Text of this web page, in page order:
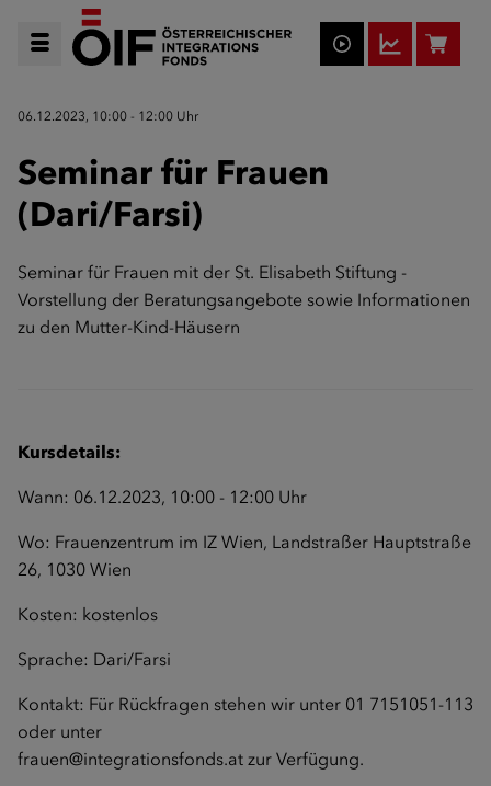
06.12.2023, 10:00 - 12:00 Uhr
Seminar für Frauen
(Dari/Farsi)
Seminar für Frauen mit der St. Elisabeth Stiftung -
Vorstellung der Beratungsangebote sowie Informationen
zu den Mutter-Kind-Häusern
Kursdetails:
Wann: 06.12.2023, 10:00 - 12:00 Uhr
Wo: Frauenzentrum im IZ Wien, Landstraßer Hauptstraße
26, 1030 Wien
Kosten: kostenlos
Sprache: Dari/Farsi
Kontakt: Für Rückfragen stehen wir unter 01 7151051-113
oder unter
frauen@integrationsfonds.at zur Verfügung.